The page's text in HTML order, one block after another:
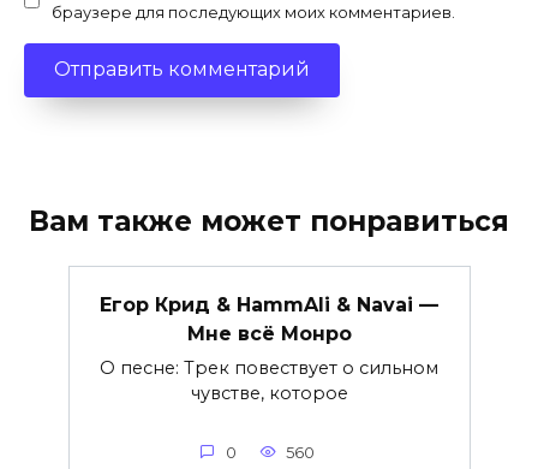
браузере для последующих моих комментариев.
Вам также может понравиться
Егор Крид & HammAli & Navai —
Мне всё Монро
О песне: Трек повествует о сильном
чувстве, которое
0 560